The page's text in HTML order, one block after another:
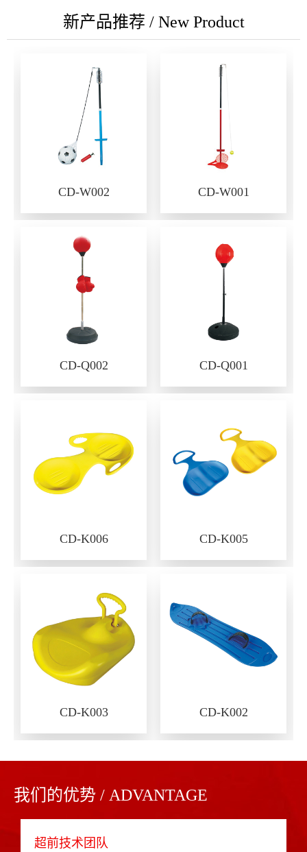
新产品推荐 / New Product
CD-W002 CD-W001
CD-Q002 CD-Q001
CD-K006 CD-K005
CD-K003 CD-K002
我们的优势 / ADVANTAGE
超前技术团队